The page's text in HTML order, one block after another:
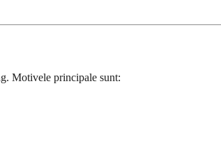
Motivele principale sunt: